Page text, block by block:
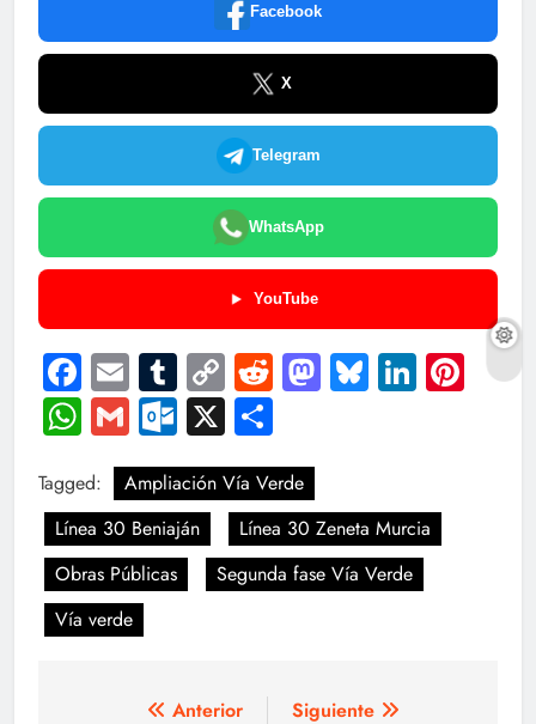
Facebook
X
Telegram
WhatsApp
YouTube
Facebook
EmailTumblr
Copy
Link
RedditMastodon
Bluesky
WhatsApp
GmailOutlook.com
X
Tagged:
Ampliación Vía Verde
Línea 30 Beniaján
Línea 30 Zeneta Murcia
Obras Públicas
Segunda fase Vía Verde
Vía verde
Anterior
Siguiente